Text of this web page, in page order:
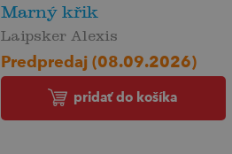
Marný křik
Laipsker Alexis
Predpredaj (08.09.2026)
pridať do košíka